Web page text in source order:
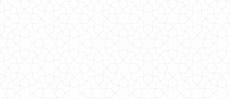
1120.00грн.